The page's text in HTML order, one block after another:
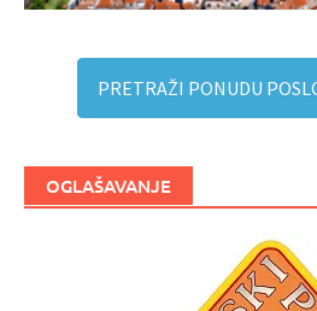
PRETRAŽI PONUDU
OGLAŠAVANJE